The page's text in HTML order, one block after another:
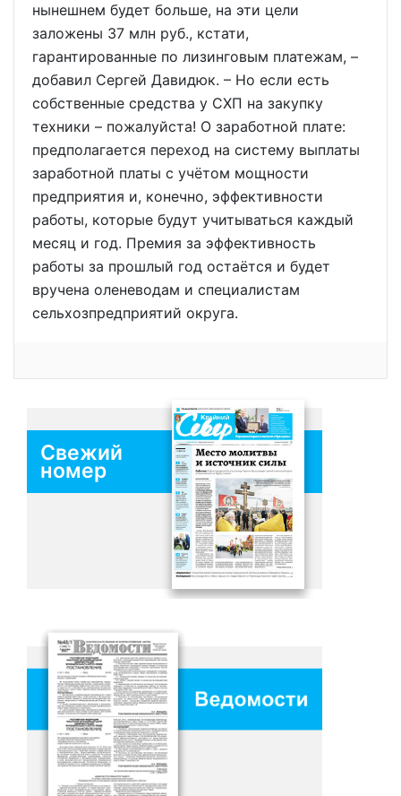
нынешнем будет больше, на эти цели
заложены 37 млн руб., кстати,
гарантированные по лизинговым платежам, –
добавил Сергей Давидюк. – Но если есть
собственные средства у СХП на закупку
техники – пожалуйста! О заработной плате:
предполагается переход на систему выплаты
заработной платы с учётом мощности
предприятия и, конечно, эффективности
работы, которые будут учитываться каждый
месяц и год. Премия за эффективность
работы за прошлый год остаётся и будет
вручена оленеводам и специалистам
сельхозпредприятий округа.
Свежий
номер